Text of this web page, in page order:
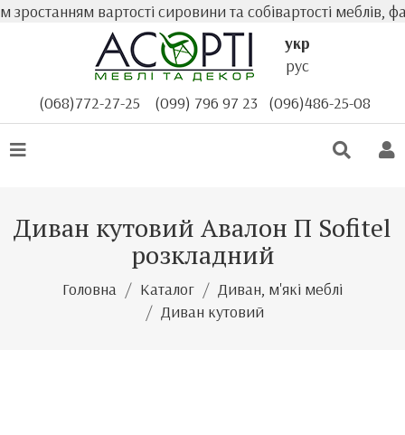
вартості сировини та собівартості меблів,
укр
рус
(068)772-27-25
(099) 796 97 23 (096)486-25-08
Диван кутовий Авалон П Sofitel
розкладний
Головна Каталог
Диван, м'які меблі
Диван кутовий